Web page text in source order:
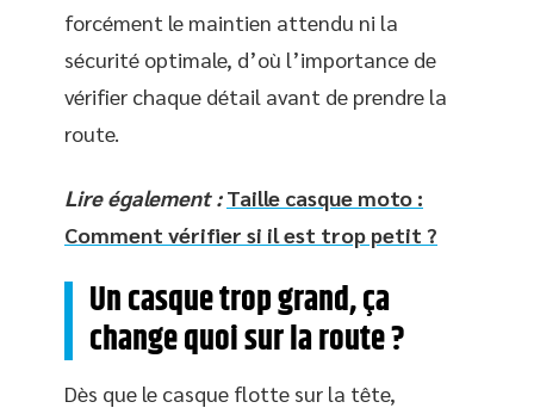
forcément le maintien attendu ni la
sécurité optimale, d’où l’importance de
vérifier chaque détail avant de prendre la
route.
Lire également : Taille casque moto :
Comment vérifier si il est trop petit ?
Un casque trop grand, ça
change quoi sur la route ?
Dès que le casque flotte sur la tête,